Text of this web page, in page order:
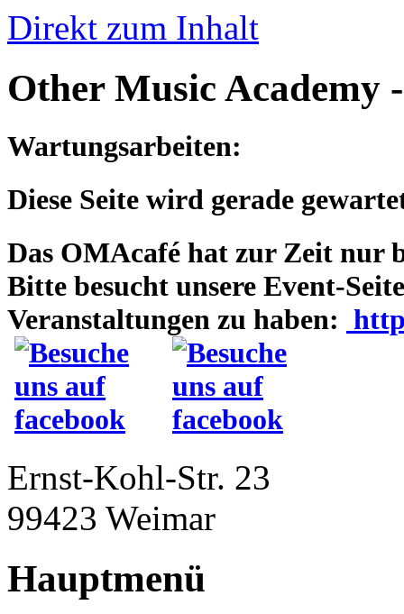
Direkt zum Inhalt
Other Music Academy
Wartungsarbeiten:
Diese Seite wird gerade
Das OMAcafé hat zur Zeit nur
Bitte besucht unsere Event-
Veranstaltungen zu haben:
Ernst-Kohl-Str. 23
99423 Weimar
Hauptmenü